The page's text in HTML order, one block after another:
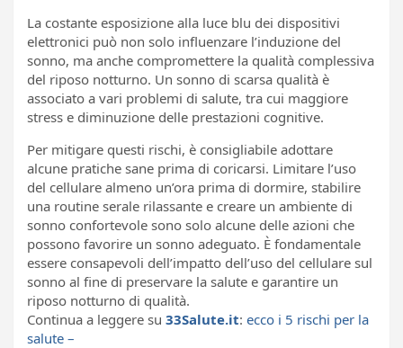
La costante esposizione alla luce blu dei dispositivi
elettronici può non solo influenzare l’induzione del
sonno, ma anche compromettere la qualità complessiva
del riposo notturno. Un sonno di scarsa qualità è
associato a vari problemi di salute, tra cui maggiore
stress e diminuzione delle prestazioni cognitive.
Per mitigare questi rischi, è consigliabile adottare
alcune pratiche sane prima di coricarsi. Limitare l’uso
del cellulare almeno un’ora prima di dormire, stabilire
una routine serale rilassante e creare un ambiente di
sonno confortevole sono solo alcune delle azioni che
possono favorire un sonno adeguato. È fondamentale
essere consapevoli dell’impatto dell’uso del cellulare sul
sonno al fine di preservare la salute e garantire un
riposo notturno di qualità.
Continua a leggere su 33Salute.it: ecco i 5 rischi per la
salute –